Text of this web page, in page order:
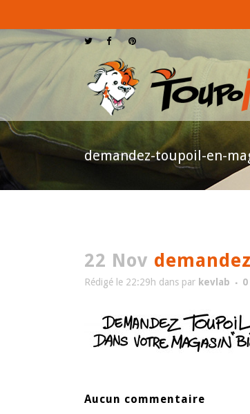
demandez-toupoil-en-
22 Nov
Rédigé le 22:29h dans par kevlab
Aucun commentaire